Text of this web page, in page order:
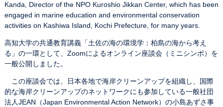
Kanda, Director of the NPO Kuroshio Jikkan Center, which has been
engaged in marine education and environmental conservation
activities on Kashiwa Island, Kochi Prefecture, for many years.
高知大学の共通教育講義「土佐の海の環境学：柏島の海から考え
る」の一環として、Zoomによるオンライン座談会（ミニシンポ）を
一般公開しました。
この座談会では、日本各地で海岸クリーンアップを組織し、国際
的な海岸クリーンアップのネットワークにも参加している一般社団
法人JEAN（Japan Environmental Action Network）の小島あずさ事